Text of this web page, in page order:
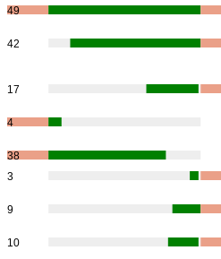
49
42
17
4
38
3
9
10